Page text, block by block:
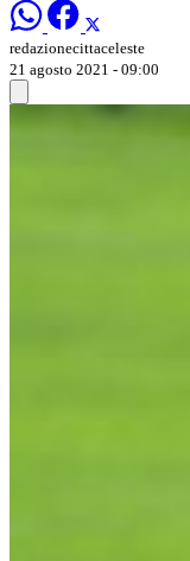
redazionecittaceleste
21 agosto 2021 - 09:00